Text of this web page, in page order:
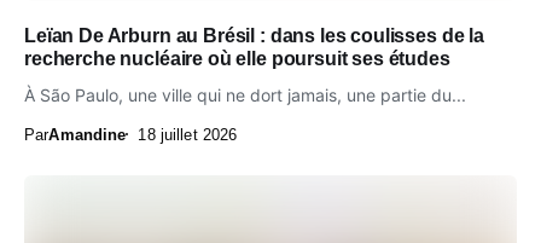
Leïan De Arburn au Brésil : dans les coulisses de la
recherche nucléaire où elle poursuit ses études
À São Paulo, une ville qui ne dort jamais, une partie du...
ParAmandine 18 juillet 2026